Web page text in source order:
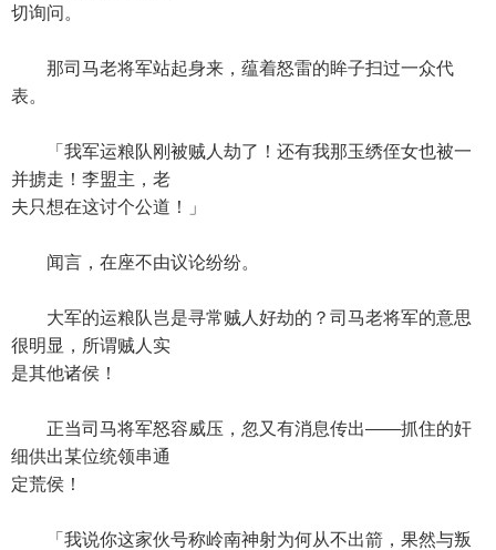
切询问。
那司马老将军站起身来，蕴着怒雷的眸子扫过一众代
表。
「我军运粮队刚被贼人劫了！还有我那玉绣侄女也被一
并掳走！李盟主，老
夫只想在这讨个公道！」
闻言，在座不由议论纷纷。
大军的运粮队岂是寻常贼人好劫的？司马老将军的意思
很明显，所谓贼人实
是其他诸侯！
正当司马将军怒容威压，忽又有消息传出——抓住的奸
细供出某位统领串通
定荒侯！
「我说你这家伙号称岭南神射为何从不出箭，果然与叛